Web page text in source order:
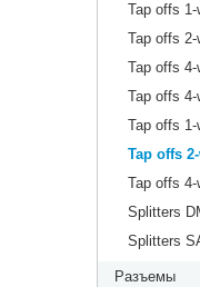
Tap offs
Tap offs
Tap offs
Tap offs
Tap offs
Tap offs
Tap offs
Splitters
Splitters
Разъемы